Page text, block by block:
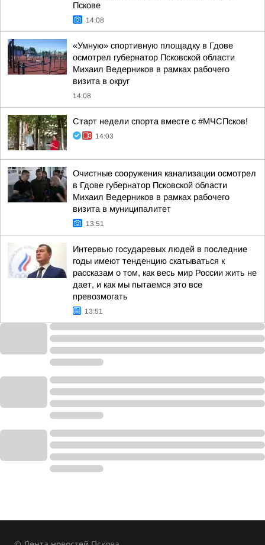
Пскове
14:08
«Умную» спортивную площадку в Гдове
осмотрел губернатор Псковской области
Михаил Ведерников в рамках рабочего
визита в округ
14:08
Старт недели спорта вместе с #МЧСПсков!
14:03
Очистные сооружения канализации осмотрел
в Гдове губернатор Псковской области
Михаил Ведерников в рамках рабочего
визита в муниципалитет
13:51
Интервью государевых людей в последние
годы имеют тенденцию скатываться к
рассказам о том, как весь мир России жить не
дает, и как мы пытаемся это все
превозмогать
13:51